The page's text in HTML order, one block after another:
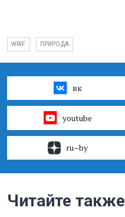
WWF ПРИРОДА
вк
youtube
ru–by
Читайте также